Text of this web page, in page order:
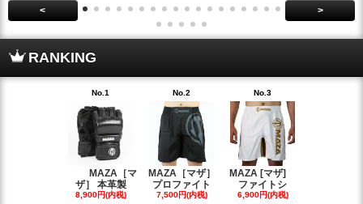
< >
RANKING
No.1
MAZA［マ
ザ］ 本革製
8,900円(内税)
No.2
MAZA［マザ］
プロファイト
7,500円(内税)
No.3
MAZA [マザ]
ファイトシ
6,900円(内税)